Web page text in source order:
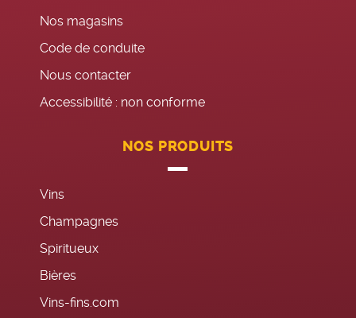
Nos magasins
Code de conduite
Nous contacter
Accessibilité : non conforme
NOS PRODUITS
Vins
Champagnes
Spiritueux
Bières
Vins-fins.com